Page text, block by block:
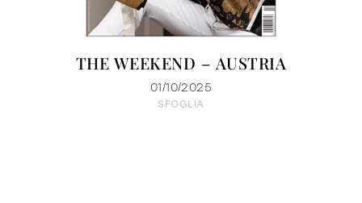
THE WEEKEND – AUSTRIA
01/10/2025
SFOGLIA